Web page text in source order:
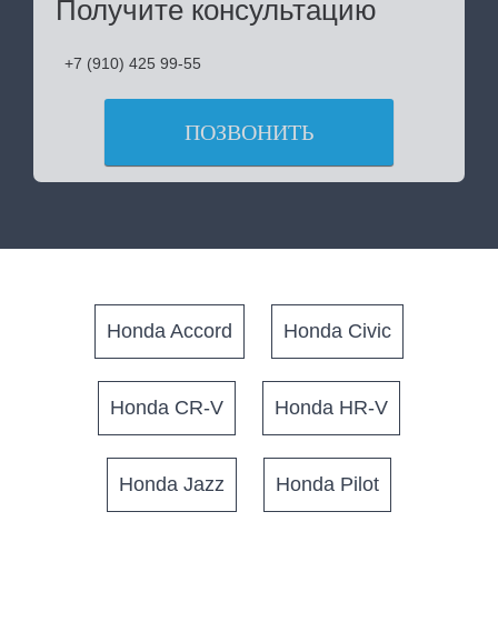
Получите консультацию
+7 (910) 425 99-55
ПОЗВОНИТЬ
Honda Accord Honda Civic
Honda CR-V Honda HR-V
Honda Jazz Honda Pilot